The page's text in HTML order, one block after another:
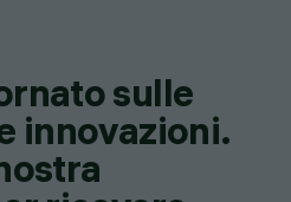
sulle
innovazioni.